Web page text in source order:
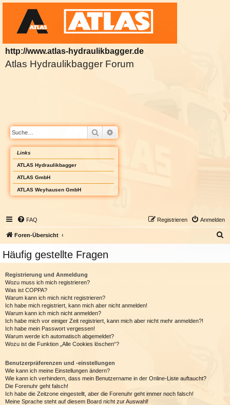
http://www.atlas-hydraulikbagger.de
Atlas Hydraulikbagger Forum
Suche
Links
ATLAS Hydraulikbagger
ATLAS GmbH
ATLAS Weyhausen GmbH
FAQ Anmelden
Registrieren
Foren-Übersicht
Häufig gestellte Fragen
Registrierung und Anmeldung
Wozu muss ich mich registrieren?
Was ist COPPA?
Warum kann ich mich nicht registrieren?
Ich habe mich registriert, kann mich aber nicht anmelden!
Warum kann ich mich nicht anmelden?
Ich habe mich vor einiger Zeit registriert, kann mich aber nicht mehr anmelden?!
Ich habe mein Passwort vergessen!
Warum werde ich automatisch abgemeldet?
Wozu ist die Funktion „Alle Cookies löschen“?
Benutzerpräferenzen und -einstellungen
Wie kann ich meine Einstellungen ändern?
Wie kann ich verhindern, dass mein Benutzername in der Online-Liste auftaucht?
Die Forenuhr geht falsch!
Ich habe die Zeitzone eingestellt, aber die Forenuhr geht immer noch falsch!
Meine Sprache steht auf diesem Board nicht zur Auswahl!